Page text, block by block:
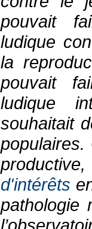
pouvait
ludique
la
pouvait
ludique
souhaitait
d'intérêts
pathologie